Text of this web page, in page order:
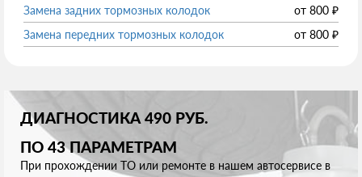
Замена задних тормозных колодок от 800 ₽
Замена передних тормозных колодок
от 800 ₽
ДИАГНОСТИКА 490 РУБ.
ПО 43 ПАРАМЕТРАМ
При прохождении ТО или ремонте в нашем автосервисе в